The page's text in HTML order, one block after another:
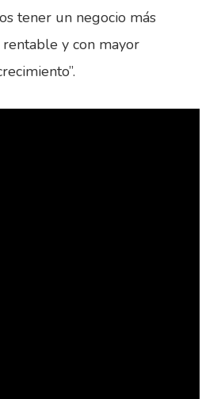
tener un negocio más
rentable y con mayor